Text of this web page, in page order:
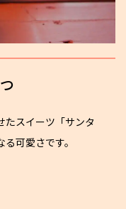
たスイーツ「サンタ
可愛さです。